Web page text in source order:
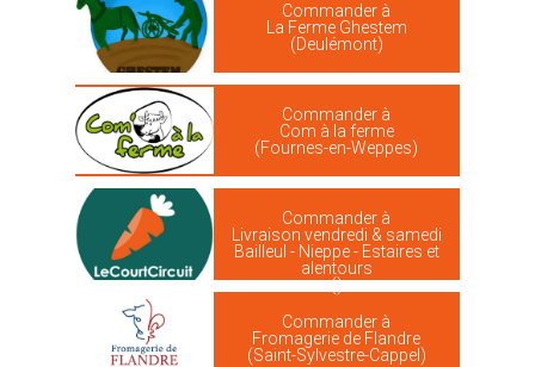
Commander à
La Ferme Ghestem
(Deulémont)
Commander à
Com à la ferme
(Fournes-en-Weppes)
Commander à
Livraison vendredi & samedi
Bailleul - Nieppe - Estaires et
alentours
()
Commander à
Fromagerie de Flandre
(Saint-Sylvestre-Cappel)